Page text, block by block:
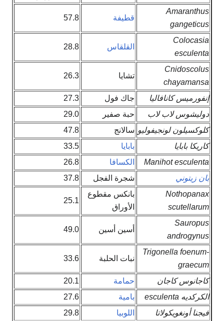
Amaranthus
gangeticus
قطيفة 57.8
Colocasia
esculenta
القلقاس 28.8
Cnidoscolus
chayamansa
تشايا 26.3
إنفورميس كانافاليا جاك فول
27.3
دوليشوس لاب لاب
حبة صفير
29.0
كلوكسيلون لونجيفوليو سالانج
47.8
كاريكا بابايا
بابايا
33.5
Manihot esculenta
الكسافا
26.8
بان زيتوني
شجرة الفجل
37.8
Nothopanax
scutellarum
بانكس مقطوع
الأوراق
25.1
Sauropus
androgynus
أسين أسين 49.0
Trigonella foenum-
graecum
نبات الحلبة 33.6
كاجانوس كاجان حمامة
20.1
الكركديه esculenta
بامية
27.6
فيجنا أونغويكولاتا
اللوبيا 29.8